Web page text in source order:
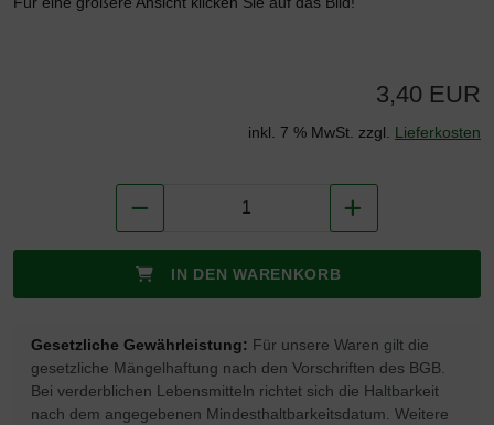
3,40 EUR
inkl. 7 % MwSt. zzgl. Lieferkosten
IN DEN WARENKORB
Gesetzliche Gewährleistung: Für unsere Waren gilt die
gesetzliche Mängelhaftung nach den Vorschriften des BGB.
Bei verderblichen Lebensmitteln richtet sich die Haltbarkeit
nach dem angegebenen Mindesthaltbarkeitsdatum. Weitere